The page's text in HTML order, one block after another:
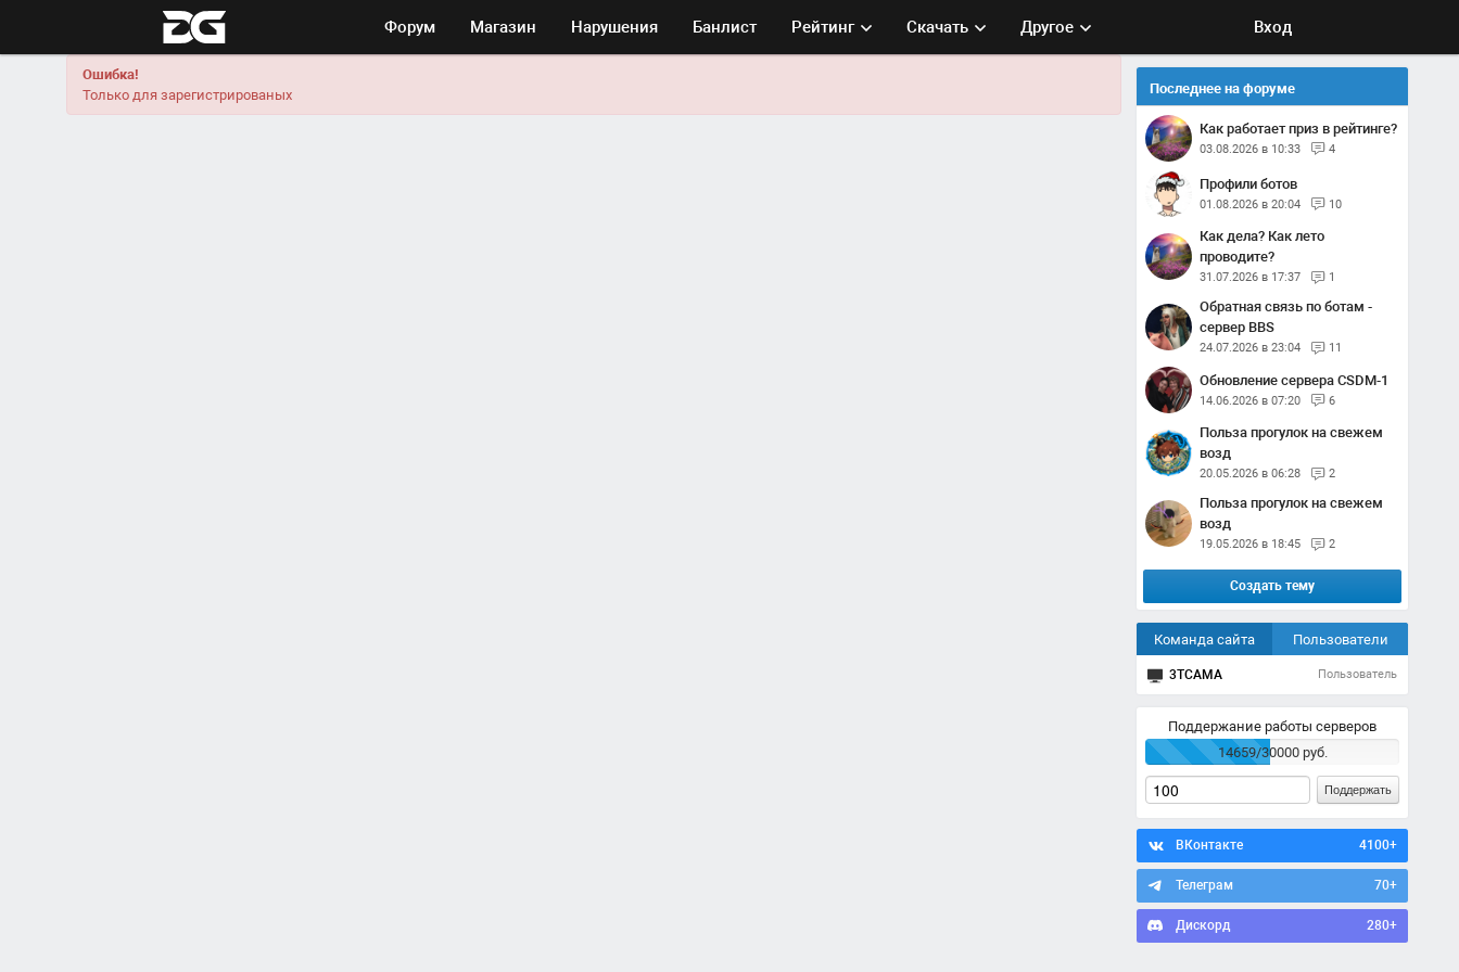
Форум Магазин Нарушения Банлист Рейтинг Скачать Другое Вход
Ошибка!
Только для зарегистрированых
Последнее на форуме
Как работает приз в рейтинге?
03.08.2026 в 10:33 4
Профили ботов
01.08.2026 в 20:04 10
Как дела? Как лето
проводите?
31.07.2026 в 17:37 1
Обратная связь по ботам -
сервер BBS
24.07.2026 в 23:04 11
Обновление сервера CSDM-1
14.06.2026 в 07:20 6
Польза прогулок на свежем
возд
20.05.2026 в 06:28 2
Польза прогулок на свежем
возд
19.05.2026 в 18:45 2
Создать тему
Команда сайта Пользователи
3TCAMA Пользователь
Поддержание работы серверов
14659/30000 руб.
Поддержать
ВКонтакте 4100+
Телеграм 70+
Дискорд 280+